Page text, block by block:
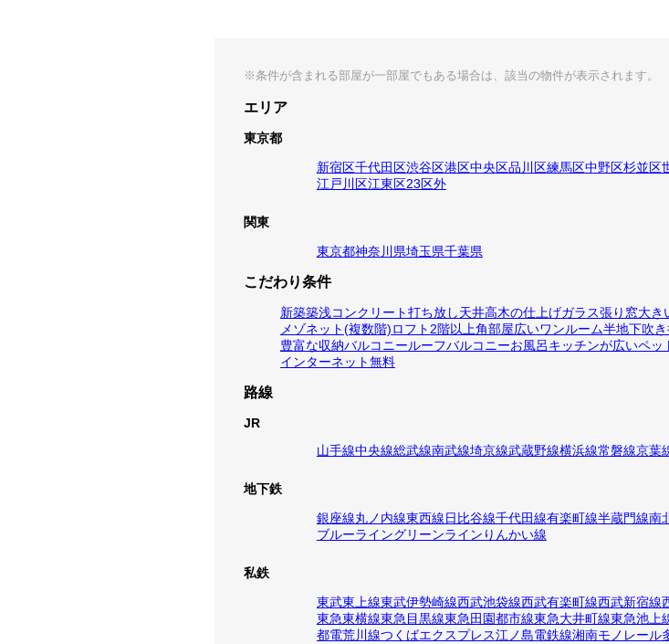
※条件が含まれる部屋が一部屋でもある場合は、該当の物件が表示されます。
エリア
東京都
新宿区千代田区渋谷区港区中央区品川区練馬区中野区杉並区
江戸川区江東区23区外
関東
東京都神奈川県埼玉県千葉県
こだわり条件
新築築浅コンクリート打ち放し天井高木の仕上げガラス張り 窓大き
メゾネット(複数階)ロフト2階以上角部屋広いワンルーム半地下吹
豊富な収納バルコニールーフバルコニーお風呂キッチンが広いペッ
インターネット無料
路線
JR
山手線中央線総武線南武線埼京線武蔵野線横浜線常磐線京葉
地下鉄
銀座線丸ノ内線東西線日比谷線千代田線有楽町線半蔵門線南
ブルーライングリーンライン りんかい線
私鉄
東武東上線東武伊勢崎線西武池袋線西武有楽町線西武新宿線
東急東横線東急目黒線東急田園都市線東急大井町線東急池上
都電荒川線つくばエクスプレス江ノ島電鉄線湘南モノレール